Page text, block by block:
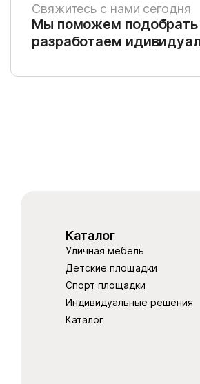
Свяжитесь с нами сегодня
Мы поможем подобрать
разработаем
Каталог
Уличная мебель
Детские площадки
Спорт площадки
Индивидуальные решения
Каталог